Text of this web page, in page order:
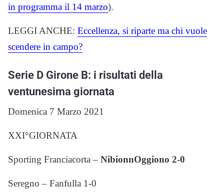
in programma il 14 marzo).
LEGGI ANCHE: Eccellenza, si riparte ma chi vuole
scendere in campo?
Serie D Girone B: i risultati della
ventunesima giornata
Domenica 7 Marzo 2021
XXI°GIORNATA
Sporting Franciacorta – NibionnOggiono 2-0
Seregno – Fanfulla 1-0